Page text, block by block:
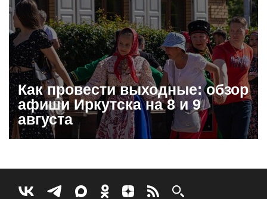
Как провести выходные: обзор
афиши Иркутска на 8 и 9
августа